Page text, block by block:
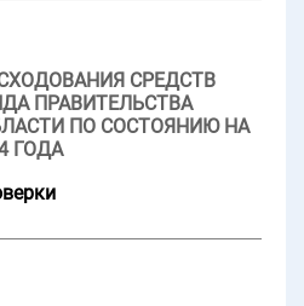
СРЕДСТВ
ПРАВИТЕЛЬСТВА
ПО СОСТОЯНИЮ НА
ГОДА